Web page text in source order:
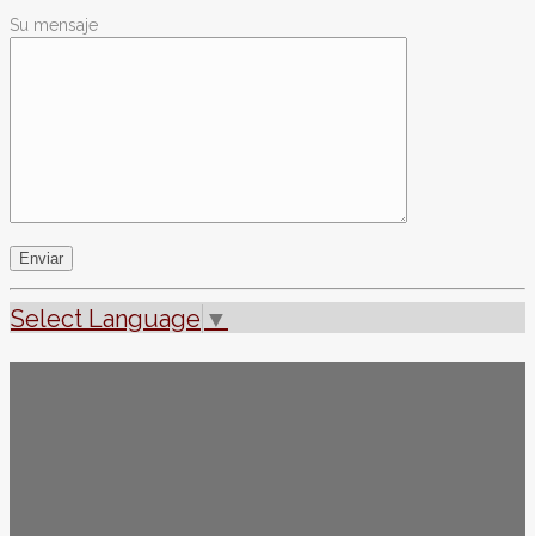
Su mensaje
Select Language ▼